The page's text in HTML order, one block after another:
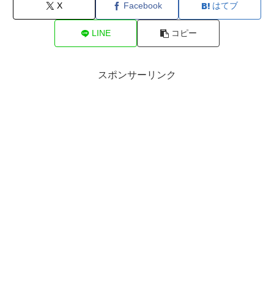
X Facebook はてブ
LINE コピー
スポンサーリンク